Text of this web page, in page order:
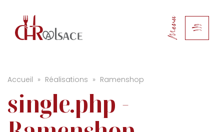
Menu
Accueil » Réalisations » Ramenshop
single.php -